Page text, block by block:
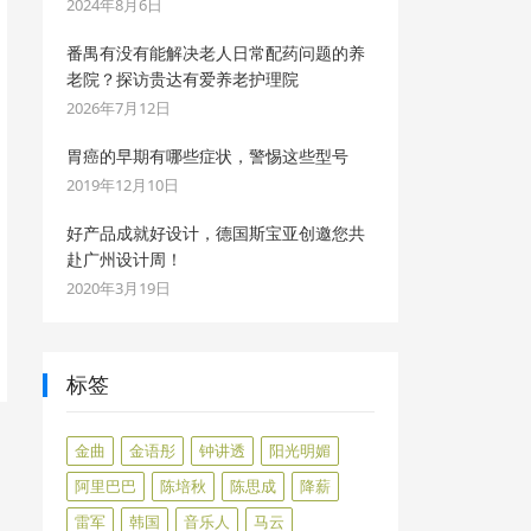
2024年8月6日
番禺有没有能解决老人日常配药问题的养
老院？探访贵达有爱养老护理院
2026年7月12日
胃癌的早期有哪些症状，警惕这些型号
2019年12月10日
好产品成就好设计，德国斯宝亚创邀您共
赴广州设计周！
2020年3月19日
标签
金曲 金语彤 钟讲透
阳光明媚
阿里巴巴
陈培秋 陈思成
降薪
雷军
韩国 音乐人 马云